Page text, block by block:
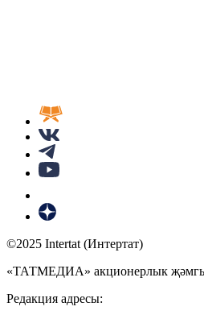
©2025 Intertat (Интертат)
«ТАТМЕДИА» акционерлык
Редакция адресы: